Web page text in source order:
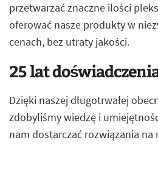
przetwarzać znaczne ilości
oferować nasze produkty w
cenach, bez utraty jakości.
25 lat
Dzięki naszej długotrwałej
zdobyliśmy wiedzę i
nam dostarczać rozwiązania